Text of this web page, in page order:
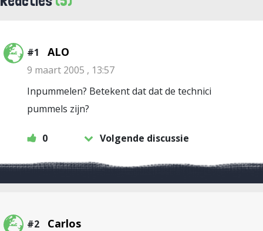
#1 ALO
9 maart 2005 , 13:57
Inpummelen? Betekent dat dat de technici
pummels zijn?
0 Volgende discussie
#2 Carlos